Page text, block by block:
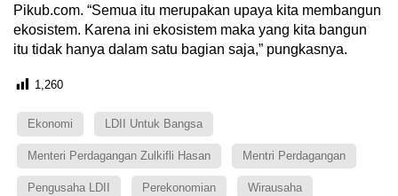
Pikub.com. “Semua itu merupakan upaya kita membangun
ekosistem. Karena ini ekosistem maka yang kita bangun
itu tidak hanya dalam satu bagian saja,” pungkasnya.
1,260
Ekonomi LDII Untuk Bangsa
Menteri Perdagangan Zulkifli Hasan Mentri Perdagangan
Pengusaha LDII Perekonomian Wirausaha